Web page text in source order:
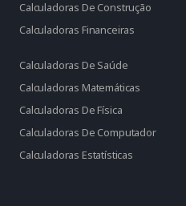
Calculadoras De Construção
Calculadoras Financeiras
Calculadoras De Saúde
Calculadoras Matemáticas
Calculadoras De Física
Calculadoras De Computador
Calculadoras Estatísticas